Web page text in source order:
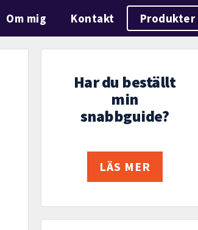
Om mig Kontakt Produkter
Har du beställt
min
snabbguide?
LÄS MER